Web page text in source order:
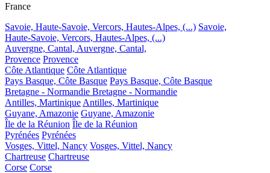
France
Savoie, Haute-Savoie, Vercors, Hautes-Alpes, (...) Savoie,
Haute-Savoie, Vercors, Hautes-Alpes, (...)
Auvergne, Cantal, Auvergne, Cantal,
Provence Provence
Côte Atlantique Côte Atlantique
Pays Basque, Côte Basque Pays Basque, Côte Basque
Bretagne - Normandie Bretagne - Normandie
Antilles, Martinique Antilles, Martinique
Guyane, Amazonie Guyane, Amazonie
Île de la Réunion Île de la Réunion
Pyrénées Pyrénées
Vosges, Vittel, Nancy Vosges, Vittel, Nancy
Chartreuse Chartreuse
Corse Corse